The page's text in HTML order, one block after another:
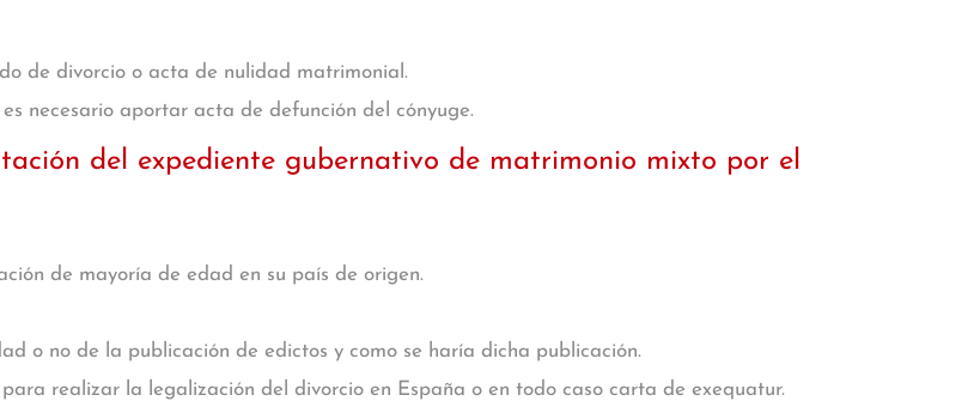
de divorcio o acta de nulidad matrimonial.
necesario aportar acta de defunción del cónyuge.
del expediente gubernativo de matrimonio mixto por el
de mayoría de edad en su país de origen.
o no de la publicación de edictos y como se haría dicha publicación.
realizar la legalización del divorcio en España o en todo caso carta de exequatur.